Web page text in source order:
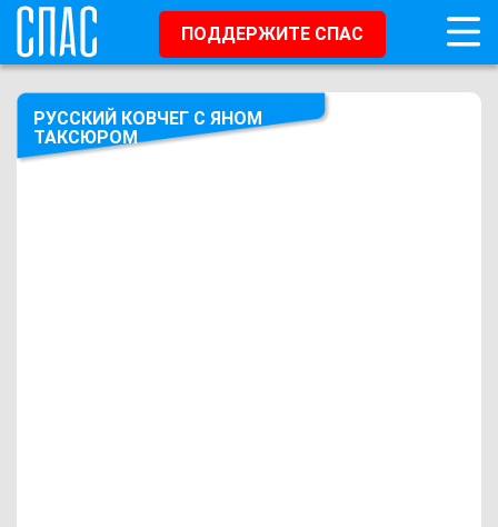
ПОДДЕРЖИТЕ СПАС
РУССКИЙ КОВЧЕГ С ЯНОМ
ТАКСЮРОМ